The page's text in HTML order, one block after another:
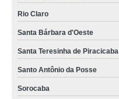
Rio Claro
Santa Bárbara d'Oeste
Santa Teresinha de Piracicaba
Santo Antônio da Posse
Sorocaba